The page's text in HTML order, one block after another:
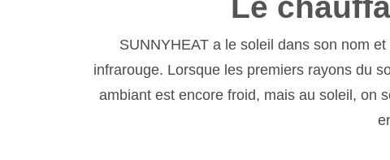
Le
SUNNYHEAT a le soleil dans son nom
infrarouge. Lorsque les premiers rayons du
ambiant est encore froid, mais au soleil, on